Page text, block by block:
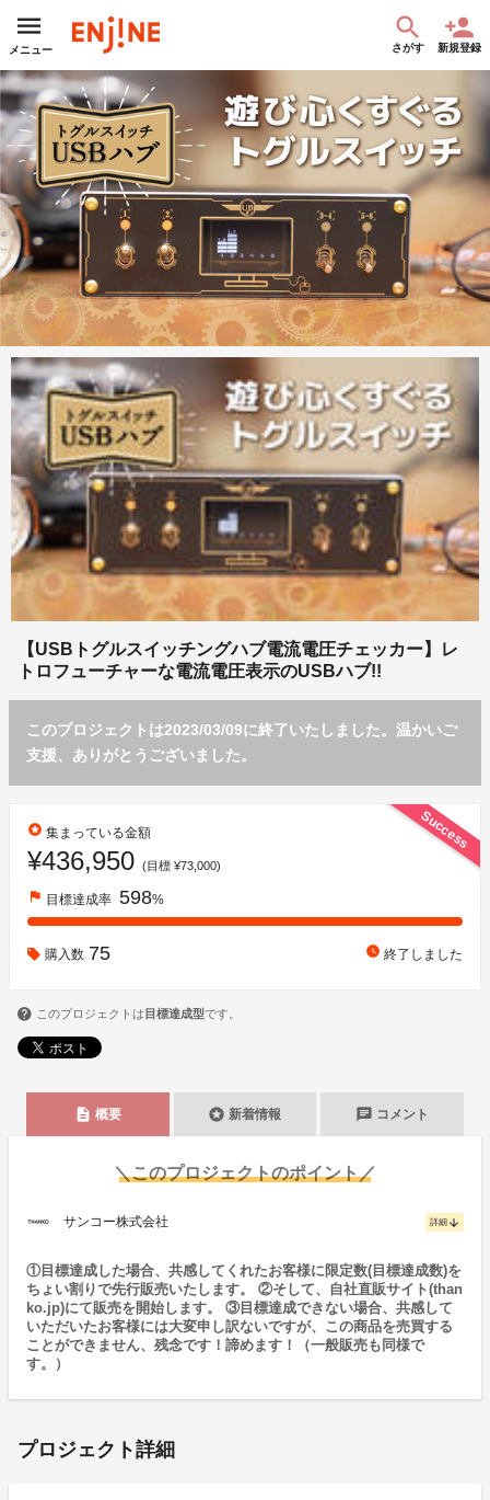
メニュー さがす 新規登録
【USBトグルスイッチングハブ電流電圧チェッカー】レ
トロフューチャーな電流電圧表示のUSBハブ!!
このプロジェクトは2023/03/09に終了いたしました。温かいご
支援、ありがとうございました。
Success
stars 集まっている金額
¥436,950 (目標 ¥73,000)
flag 目標達成率 598%
購入数 75 watch_later 終了しました
このプロジェクトは 目標達成型です。
description 概要 stars 新着情報 chat コメント
＼このプロジェクトのポイント／
サンコー株式会社 詳細 arrow_downward
①目標達成した場合、共感してくれたお客様に限定数(目標達成数)を
ちょい割りで先行販売いたします。 ②そして、自社直販サイト(than
ko.jp)にて販売を開始します。 ③目標達成できない場合、共感して
いただいたお客様には大変申し訳ないですが、この商品を売買する
ことができません、残念です！諦めます！（一般販売も同様で
す。）
プロジェクト詳細